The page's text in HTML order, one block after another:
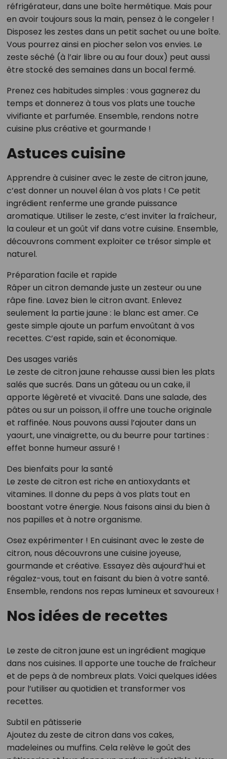
réfrigérateur, dans une boîte hermétique. Mais pour
en avoir toujours sous la main, pensez à le congeler !
Disposez les zestes dans un petit sachet ou une boîte.
Vous pourrez ainsi en piocher selon vos envies. Le
zeste séché (à l’air libre ou au four doux) peut aussi
être stocké des semaines dans un bocal fermé.
Prenez ces habitudes simples : vous gagnerez du
temps et donnerez à tous vos plats une touche
vivifiante et parfumée. Ensemble, rendons notre
cuisine plus créative et gourmande !
Astuces cuisine
Apprendre à cuisiner avec le zeste de citron jaune,
c’est donner un nouvel élan à vos plats ! Ce petit
ingrédient renferme une grande puissance
aromatique. Utiliser le zeste, c’est inviter la fraîcheur,
la couleur et un goût vif dans votre cuisine. Ensemble,
découvrons comment exploiter ce trésor simple et
naturel.
Préparation facile et rapide
Râper un citron demande juste un zesteur ou une
râpe fine. Lavez bien le citron avant. Enlevez
seulement la partie jaune : le blanc est amer. Ce
geste simple ajoute un parfum envoûtant à vos
recettes. C’est rapide, sain et économique.
Des usages variés
Le zeste de citron jaune rehausse aussi bien les plats
salés que sucrés. Dans un gâteau ou un cake, il
apporte légèreté et vivacité. Dans une salade, des
pâtes ou sur un poisson, il offre une touche originale
et raffinée. Nous pouvons aussi l’ajouter dans un
yaourt, une vinaigrette, ou du beurre pour tartines :
effet bonne humeur assuré !
Des bienfaits pour la santé
Le zeste de citron est riche en antioxydants et
vitamines. Il donne du peps à vos plats tout en
boostant votre énergie. Nous faisons ainsi du bien à
nos papilles et à notre organisme.
Osez expérimenter ! En cuisinant avec le zeste de
citron, nous découvrons une cuisine joyeuse,
gourmande et créative. Essayez dès aujourd’hui et
régalez-vous, tout en faisant du bien à votre santé.
Ensemble, rendons nos repas lumineux et savoureux !
Nos idées de recettes
Le zeste de citron jaune est un ingrédient magique
dans nos cuisines. Il apporte une touche de fraîcheur
et de peps à de nombreux plats. Voici quelques idées
pour l’utiliser au quotidien et transformer vos
recettes.
Subtil en pâtisserie
Ajoutez du zeste de citron dans vos cakes,
madeleines ou muffins. Cela relève le goût des